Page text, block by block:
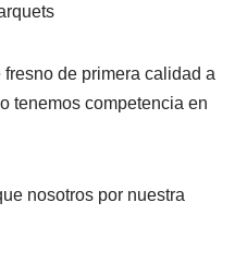
de primera calidad a
tenemos competencia en
nosotros por nuestra